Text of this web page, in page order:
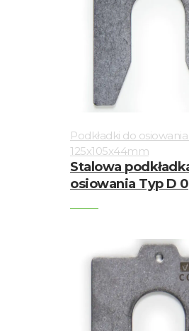
Podkładki do
125x105x44mm
Stalowa
osiowania Typ D